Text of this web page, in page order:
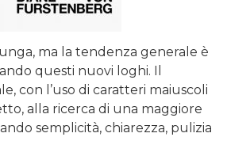
ma la tendenza generale è
questi nuovi loghi. Il
con l’uso di caratteri maiuscoli
alla ricerca di una maggiore
semplicità, chiarezza, pulizia